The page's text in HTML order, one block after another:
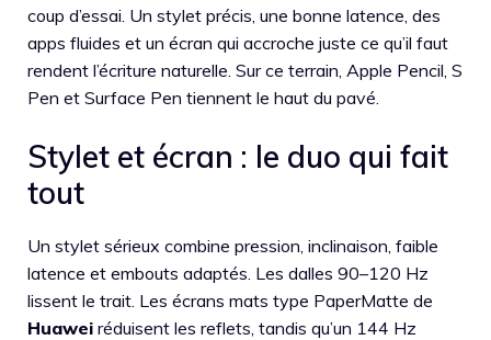
coup d’essai. Un stylet précis, une bonne latence, des
apps fluides et un écran qui accroche juste ce qu’il faut
rendent l’écriture naturelle. Sur ce terrain, Apple Pencil, S
Pen et Surface Pen tiennent le haut du pavé.
Stylet et écran : le duo qui fait
tout
Un stylet sérieux combine pression, inclinaison, faible
latence et embouts adaptés. Les dalles 90–120 Hz
lissent le trait. Les écrans mats type PaperMatte de
Huawei réduisent les reflets, tandis qu’un 144 Hz